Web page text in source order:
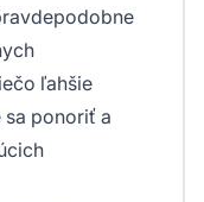
ľahšie
sa ponoriť a